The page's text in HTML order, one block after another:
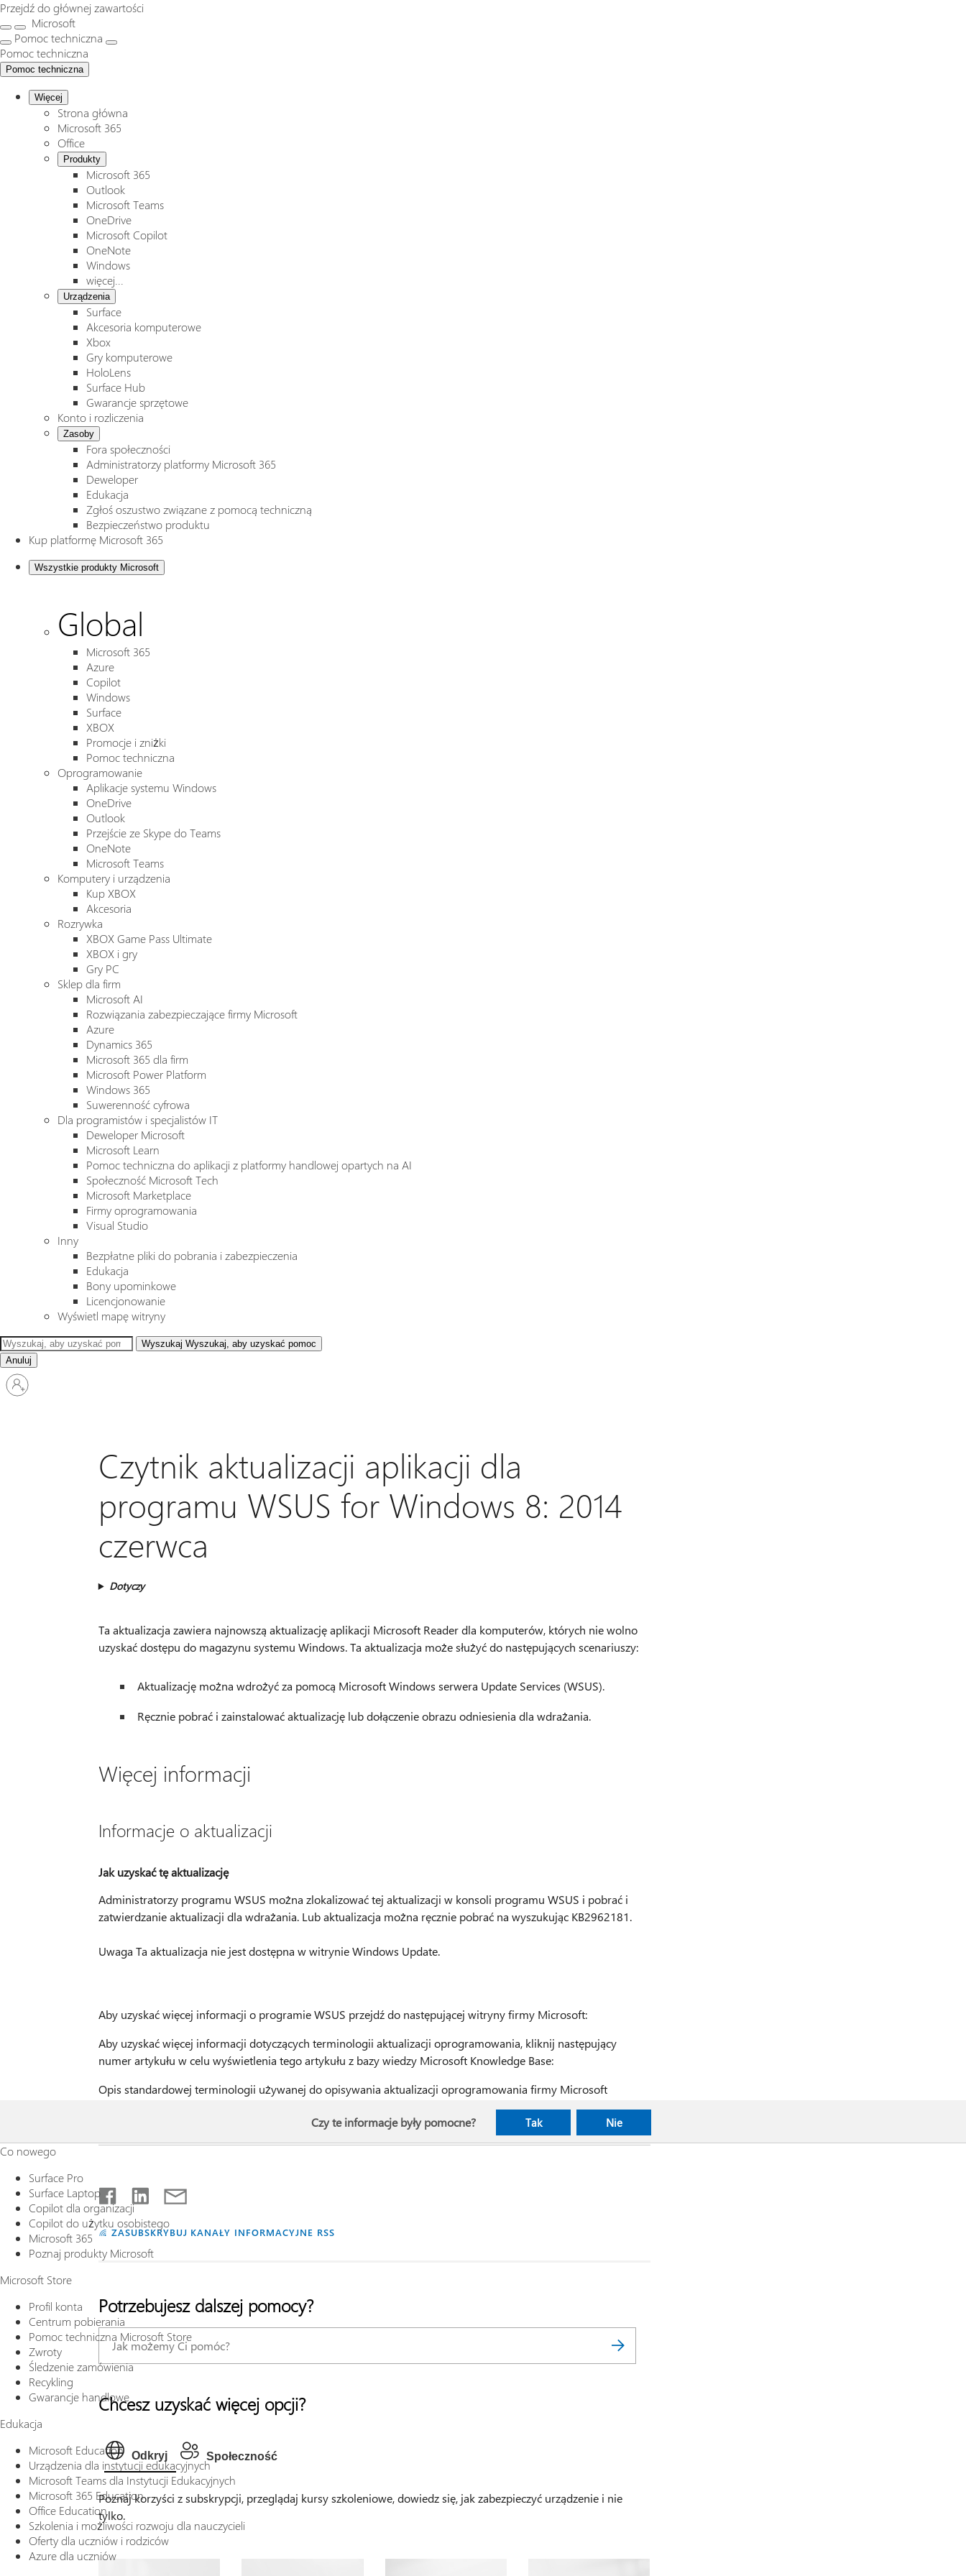
Przejdź do głównej zawartości
Microsoft
Pomoc techniczna
Pomoc techniczna
Pomoc techniczna
Więcej
Strona główna
Microsoft 365
Office
Produkty
Microsoft 365
Outlook
Microsoft Teams
OneDrive
Microsoft Copilot
OneNote
Windows
więcej...
Urządzenia
Surface
Akcesoria komputerowe
Xbox
Gry komputerowe
HoloLens
Surface Hub
Gwarancje sprzętowe
Konto i rozliczenia
Zasoby
Fora społeczności
Administratorzy platformy Microsoft 365
Deweloper
Edukacja
Zgłoś oszustwo związane z pomocą techniczną
Bezpieczeństwo produktu
Kup platformę Microsoft 365
Wszystkie produkty Microsoft
Global
Microsoft 365
Azure
Copilot
Windows
Surface
XBOX
Promocje i zniżki
Pomoc techniczna
Oprogramowanie
Aplikacje systemu Windows
OneDrive
Outlook
Przejście ze Skype do Teams
OneNote
Microsoft Teams
Komputery i urządzenia
Kup XBOX
Akcesoria
Rozrywka
XBOX Game Pass Ultimate
XBOX i gry
Gry PC
Sklep dla firm
Microsoft AI
Rozwiązania zabezpieczające firmy Microsoft
Azure
Dynamics 365
Microsoft 365 dla firm
Microsoft Power Platform
Windows 365
Suwerenność cyfrowa
Dla programistów i specjalistów IT
Deweloper Microsoft
Microsoft Learn
Pomoc techniczna do aplikacji z platformy handlowej opartych na AI
Społeczność Microsoft Tech
Microsoft Marketplace
Firmy oprogramowania
Visual Studio
Inny
Bezpłatne pliki do pobrania i zabezpieczenia
Edukacja
Bony upominkowe
Licencjonowanie
Wyświetl mapę witryny
Wyszukaj Wyszukaj, aby uzyskać pomoc
Anuluj
Zaloguj
się
Czytnik aktualizacji aplikacji dla
programu WSUS for Windows 8: 2014
czerwca
Dotyczy
Ta aktualizacja zawiera najnowszą aktualizację aplikacji Microsoft Reader dla komputerów, których nie wolno
uzyskać dostępu do magazynu systemu Windows. Ta aktualizacja może służyć do następujących scenariuszy:
Aktualizację można wdrożyć za pomocą Microsoft Windows serwera Update Services (WSUS).
Ręcznie pobrać i zainstalować aktualizację lub dołączenie obrazu odniesienia dla wdrażania.
Więcej informacji
Informacje o aktualizacji
Jak uzyskać tę aktualizację
Administratorzy programu WSUS można zlokalizować tej aktualizacji w konsoli programu WSUS i pobrać i
zatwierdzanie aktualizacji dla wdrażania. Lub aktualizacja można ręcznie pobrać na wyszukując KB2962181.
Uwaga Ta aktualizacja nie jest dostępna w witrynie Windows Update.
Aby uzyskać więcej informacji o programie WSUS przejdź do następującej witryny firmy Microsoft:
Aby uzyskać więcej informacji dotyczących terminologii aktualizacji oprogramowania, kliknij następujący
numer artykułu w celu wyświetlenia tego artykułu z bazy wiedzy Microsoft Knowledge Base:
Opis standardowej terminologii używanej do opisywania aktualizacji oprogramowania firmy Microsoft
ZASUBSKRYBUJ KANAŁY INFORMACYJNE RSS
Potrzebujesz dalszej pomocy?
Chcesz uzyskać więcej opcji?
Odkryj Społeczność
Poznaj korzyści z subskrypcji, przeglądaj kursy szkoleniowe, dowiedz się, jak zabezpieczyć urządzenie i nie
tylko.
Czy te informacje były pomocne? Tak Nie
Co nowego
Surface Pro
Surface Laptop
Copilot dla organizacji
Copilot do użytku osobistego
Microsoft 365
Poznaj produkty Microsoft
Microsoft Store
Profil konta
Centrum pobierania
Pomoc techniczna Microsoft Store
Zwroty
Śledzenie zamówienia
Recykling
Gwarancje handlowe
Edukacja
Microsoft Education
Urządzenia dla instytucji edukacyjnych
Microsoft Teams dla Instytucji Edukacyjnych
Microsoft 365 Education
Office Education
Szkolenia i możliwości rozwoju dla nauczycieli
Oferty dla uczniów i rodziców
Azure dla uczniów